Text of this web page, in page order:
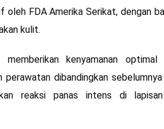
FDA Amerika Serikat, dengan
kulit.
kenyamanan
dibandingkan
reaksi panas intens di